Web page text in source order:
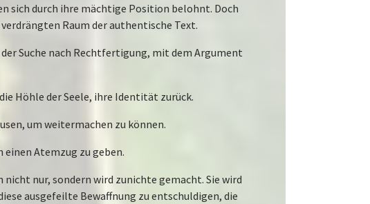
sich durch ihre mächtige Position belohnt. Doch
Raum der authentische Text.
Suche nach Rechtfertigung, mit dem Argument
Höhle der Seele, ihre Identität zurück.
um weitermachen zu können.
einen Atemzug zu geben.
nicht nur, sondern wird zunichte gemacht. Sie wird
ausgefeilte Bewaffnung zu entschuldigen, die